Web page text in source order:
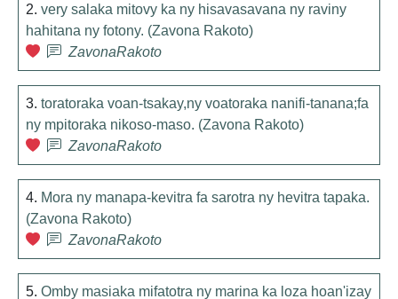
2. very salaka mitovy ka ny hisavasavana ny raviny
hahitana ny fotony. (Zavona Rakoto)
ZavonaRakoto
3. toratoraka voan-tsakay,ny voatoraka nanifi-tanana;fa
ny mpitoraka nikoso-maso. (Zavona Rakoto)
ZavonaRakoto
4. Mora ny manapa-kevitra fa sarotra ny hevitra tapaka.
(Zavona Rakoto)
ZavonaRakoto
5. Omby masiaka mifatotra ny marina ka loza hoan'izay